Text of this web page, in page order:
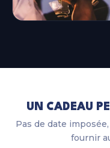
UN CADEAU
Pas de date
fournir